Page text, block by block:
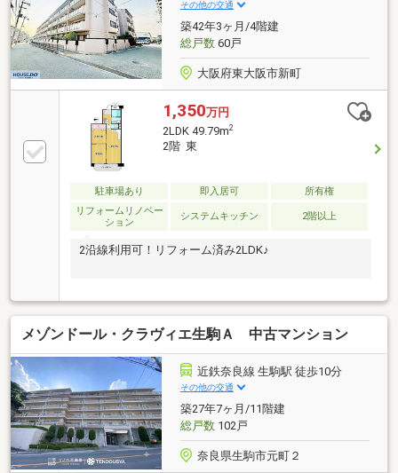
その他の交通
築42年3ヶ月/4階建
総戸数60戸
大阪府東大阪市新町
1,350万円
2LDK 49.79m2
2階 東
駐車場あり 即入居可
所有権
リフォームリノベー
ション
システムキッチン 2階以上
2沿線利用可！リフォーム済み2LDK♪
メゾンドール・クラヴィエ生駒Ａ 中古マンション
近鉄奈良線 生駒駅 徒歩10分
その他の交通
築27年7ヶ月/11階建
総戸数102戸
奈良県生駒市元町２